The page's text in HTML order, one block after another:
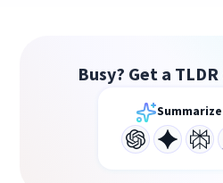
Busy? Get a